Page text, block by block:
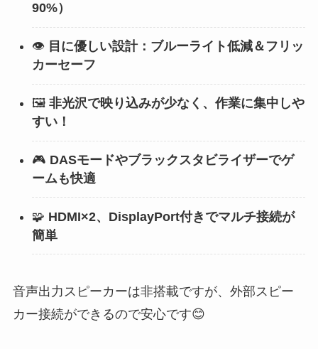
90%）
👁️ 目に優しい設計：ブルーライト低減＆フリッ
カーセーフ
🖼️ 非光沢で映り込みが少なく、作業に集中しや
すい！
🎮 DASモードやブラックスタビライザーでゲ
ームも快適
🧩 HDMI×2、DisplayPort付きでマルチ接続が
簡単
音声出力スピーカーは非搭載ですが、外部スピー
カー接続ができるので安心です😊